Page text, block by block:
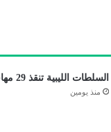
السلطات الليبية تنقذ 29 مهاجرًا غير نظامي
منذ يومين